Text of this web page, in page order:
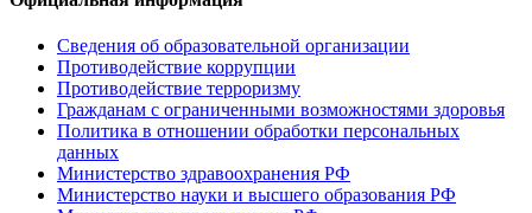
Сведения об образовательной организации
Противодействие коррупции
Противодействие терроризму
Гражданам с ограниченными возможностями здоровья
Политика в отношении обработки персональных
данных
Министерство здравоохранения РФ
Министерство науки и высшего образования РФ